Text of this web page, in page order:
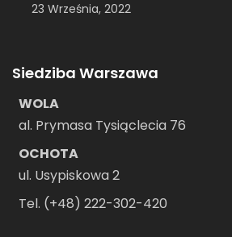
23 Września, 2022
Siedziba Warszawa
WOLA
al. Prymasa Tysiąclecia 76
OCHOTA
ul. Usypiskowa 2
Tel. (+48) 222-302-420